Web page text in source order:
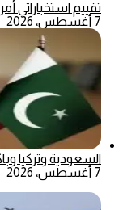
تقييم استخباراتي
7 أغسطس، 2026
السعودية وتركيا
7 أغسطس، 2026